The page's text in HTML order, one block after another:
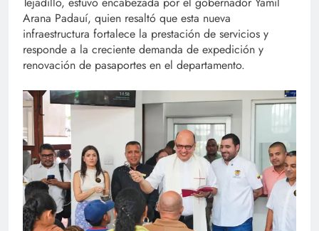
Arana Padauí, quien resaltó que esta nueva
infraestructura fortalece la prestación de servicios y
responde a la creciente demanda de expedición y
renovación de pasaportes en el departamento.